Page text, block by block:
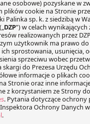
www.e-
zostanie